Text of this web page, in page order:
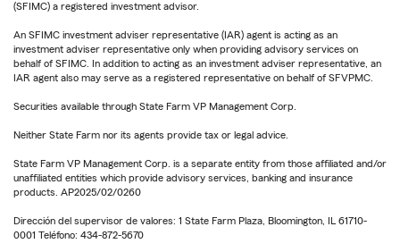
(SFIMC) a registered investment advisor.
An SFIMC investment adviser representative (IAR) agent is acting as an
investment adviser representative only when providing advisory services on
behalf of SFIMC. In addition to acting as an investment adviser representative, an
IAR agent also may serve as a registered representative on behalf of SFVPMC.
Securities available through State Farm VP Management Corp.
Neither State Farm nor its agents provide tax or legal advice.
State Farm VP Management Corp. is a separate entity from those affiliated and/or
unaffiliated entities which provide advisory services, banking and insurance
products. AP2025/02/0260
Dirección del supervisor de valores: 1 State Farm Plaza, Bloomington, IL 61710-
0001 Teléfono: 434-872-5670